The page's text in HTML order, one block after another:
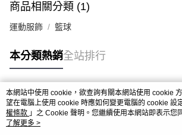
商品相關分類 (1)
運動服飾 籃球
本分類熱銷全站排行
熱門標籤
本網站中使用 cookie，欲查詢有關本網站使用 cookie
望在電腦上使用 cookie 時應如何變更電腦的 cookie 設
權條款 」之 Cookie 聲明。您繼續使用本網站即表示您
用條款之 Cookie 聲明使用 cookie。
了解更多 >